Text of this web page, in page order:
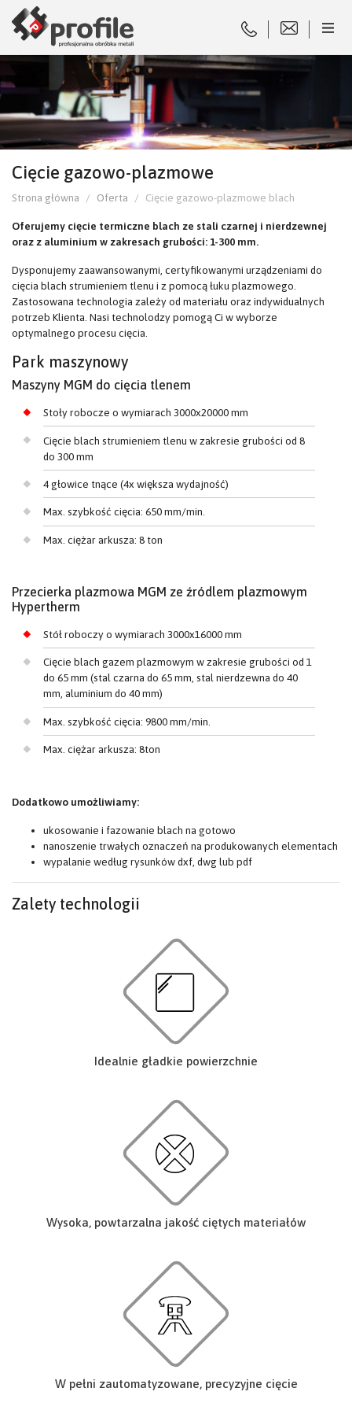
Cięcie gazowo-plazmowe
Strona główna Oferta Cięcie gazowo-plazmowe blach
Oferujemy cięcie termiczne blach ze stali czarnej i nierdzewnej
oraz z aluminium w zakresach grubości: 1-300 mm.
Dysponujemy zaawansowanymi, certyfikowanymi urządzeniami do
cięcia blach strumieniem tlenu i z pomocą łuku plazmowego.
Zastosowana technologia zależy od materiału oraz indywidualnych
potrzeb Klienta. Nasi technolodzy pomogą Ci w wyborze
optymalnego procesu cięcia.
Park maszynowy
Maszyny MGM do cięcia tlenem
Stoły robocze o wymiarach 3000x20000 mm
Cięcie blach strumieniem tlenu w zakresie grubości od 8
do 300 mm
4 głowice tnące (4x większa wydajność)
Max. szybkość cięcia: 650 mm/min.
Max. ciężar arkusza: 8 ton
Przecierka plazmowa MGM ze źródlem plazmowym
Hypertherm
Stół roboczy o wymiarach 3000x16000 mm
Cięcie blach gazem plazmowym w zakresie grubości od 1
do 65 mm (stal czarna do 65 mm, stal nierdzewna do 40
mm, aluminium do 40 mm)
Max. szybkość cięcia: 9800 mm/min.
Max. ciężar arkusza: 8ton
Dodatkowo umożliwiamy:
ukosowanie i fazowanie blach na gotowo
nanoszenie trwałych oznaczeń na produkowanych elementach
wypalanie według rysunków dxf, dwg lub pdf
Zalety technologii
Idealnie gładkie powierzchnie
Wysoka, powtarzalna jakość ciętych materiałów
W pełni zautomatyzowane, precyzyjne cięcie